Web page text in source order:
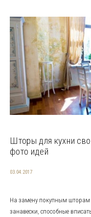
Шторы для кухни
фото идей
03.04.2017
На замену покупным шторам
занавески, способные